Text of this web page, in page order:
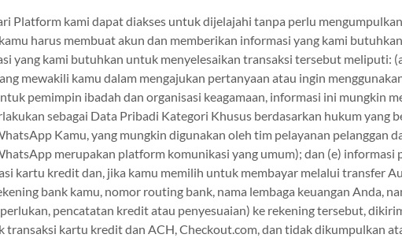
Platform kami dapat diakses untuk dijelajahi tanpa perlu
harus membuat akun dan memberikan informasi yang kami
yang kami butuhkan untuk menyelesaikan transaksi tersebut meliputi:
mewakili kamu dalam mengajukan pertanyaan atau ingin
pemimpin ibadah dan organisasi keagamaan, informasi ini mungkin
sebagai Data Pribadi Kategori Khusus berdasarkan hukum yang
Kamu, yang mungkin digunakan oleh tim pelayanan pelanggan
merupakan platform komunikasi yang umum); dan (e)
kartu kredit dan, jika kamu memilih untuk membayar melalui transfer
bank kamu, nomor routing bank, nama lembaga keuangan Anda,
pencatatan kredit atau penyesuaian) ke rekening tersebut,
transaksi kartu kredit dan ACH, Checkout.com, dan tidak dikumpulkan